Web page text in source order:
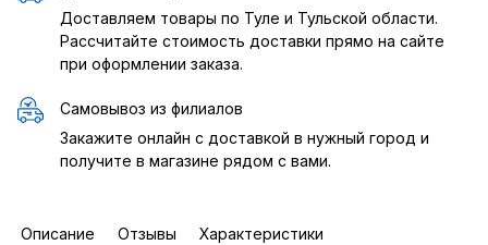
Доставляем товары по Туле и Тульской области.
Рассчитайте стоимость доставки прямо на сайте
при оформлении заказа.
Самовывоз из филиалов
Закажите онлайн с доставкой в нужный город и
получите в магазине рядом с вами.
Описание Отзывы Характеристики